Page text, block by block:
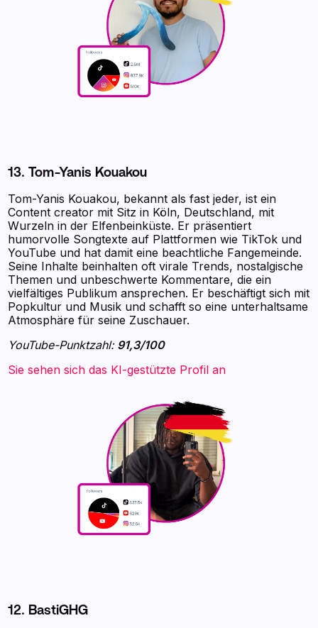
13. Tom-Yanis Kouakou
Tom-Yanis Kouakou, bekannt als fast jeder, ist ein
Content creator mit Sitz in Köln, Deutschland, mit
Wurzeln in der Elfenbeinküste. Er präsentiert
humorvolle Songtexte auf Plattformen wie TikTok und
YouTube und hat damit eine beachtliche Fangemeinde.
Seine Inhalte beinhalten oft virale Trends, nostalgische
Themen und unbeschwerte Kommentare, die ein
vielfältiges Publikum ansprechen. Er beschäftigt sich mit
Popkultur und Musik und schafft so eine unterhaltsame
Atmosphäre für seine Zuschauer.
YouTube-Punktzahl:91,3/100
Sie sehen sich das KI-gestützte Profil an
12. BastiGHG